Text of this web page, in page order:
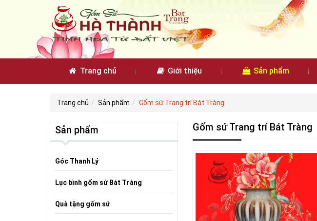
Trang chủ Giới thiệu Sản phẩm
Trang chủ Sản phẩm Gốm sứ Trang trí Bát Tràng
Gốm sứ Trang trí Bát Tràng
Sản phẩm
Góc Thanh Lý
Lục bình gốm sứ Bát Tràng
Quà tặng gốm sứ